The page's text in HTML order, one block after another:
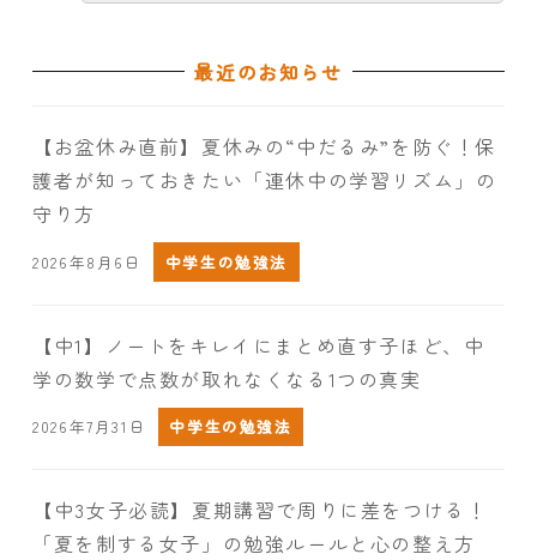
最近のお知らせ
【お盆休み直前】夏休みの“中だるみ”を防ぐ！保
護者が知っておきたい「連休中の学習リズム」の
守り方
2026年8月6日 中学生の勉強法
【中1】ノートをキレイにまとめ直す子ほど、中
学の数学で点数が取れなくなる1つの真実
2026年7月31日 中学生の勉強法
【中3女子必読】夏期講習で周りに差をつける！
「夏を制する女子」の勉強ルールと心の整え方